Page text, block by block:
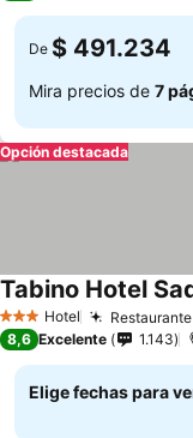
De $ 491.234
Mira precios de 7
Opción destacada
3 Estrellas
Hotel
Tabino Hotel
8,6 Excelente 1.143
Elige fechas para